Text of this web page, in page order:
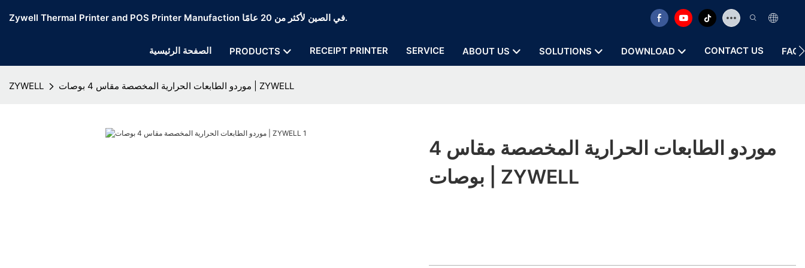
Zywell Thermal Printer and POS Printer Manufaction في الصين لأكثر من 20 عامًا.
الصفحة الرئيسية PRODUCTS RECEIPT PRINTER SERVICE ABOUT US SOLUTIONS DOWNLOAD CONTACT US FAQ
ZYWELL موردو الطابعات الحرارية المخصصة مقاس 4 بوصات | ZYWELL
موردو الطابعات الحرارية المخصصة مقاس 4
بوصات | ZYWELL